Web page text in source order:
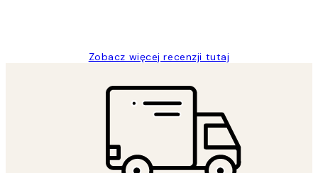
Zobacz więcej recenzji tutaj